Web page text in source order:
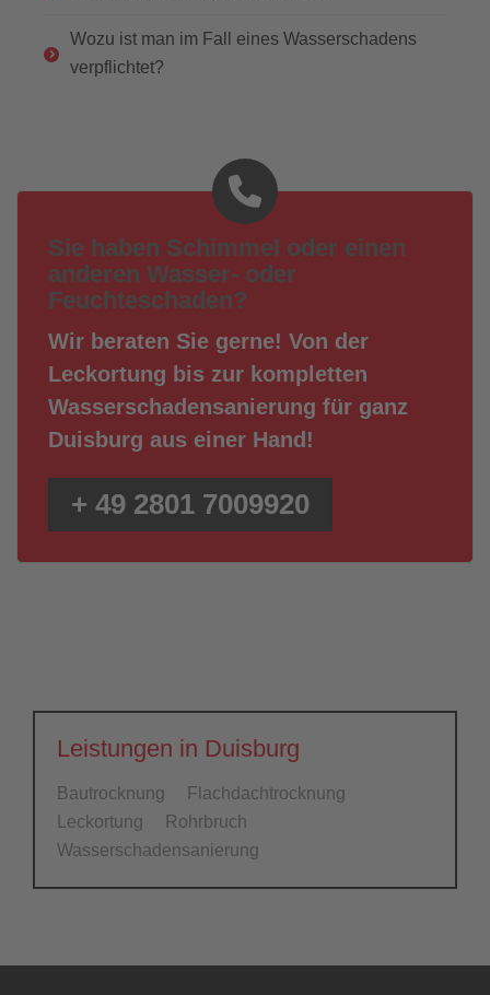
Wozu ist man im Fall eines Wasserschadens
verpflichtet?
Sie haben Schimmel oder einen
anderen Wasser- oder
Feuchteschaden?
Wir beraten Sie gerne! Von der
Leckortung bis zur kompletten
Wasserschadensanierung für ganz
Duisburg aus einer Hand!
+ 49 2801 7009920
Leistungen in Duisburg
Bautrocknung
Flachdachtrocknung
Leckortung
Rohrbruch
Wasserschadensanierung